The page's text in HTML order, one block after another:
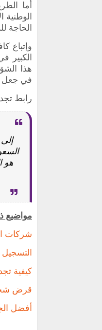
أما
الحاجة
وإتباع
الكبير
هذا
في جعل
رابط
هو
مواضيع
شركات
التسجيل في
كيفية
قرض
أفضل